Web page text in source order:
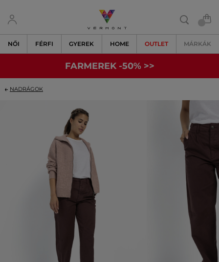
NŐI FÉRFI GYEREK HOME OUTLET MÁRKÁK
FARMEREK -50% >>
NADRÁGOK